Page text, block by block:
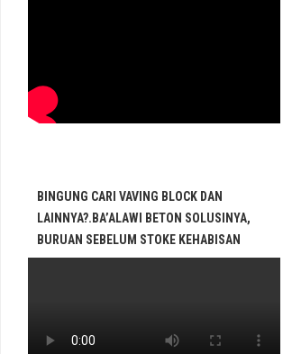
BINGUNG CARI VAVING BLOCK DAN
LAINNYA?.BA’ALAWI BETON SOLUSINYA,
BURUAN SEBELUM STOKE KEHABISAN